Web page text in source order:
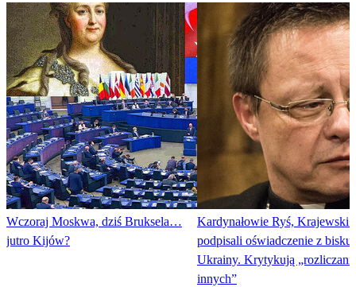
Wczoraj Moskwa, dziś Bruksela…
jutro Kijów?
Kardynałowie Ryś, Krajewski
podpisali oświadczenie z
Ukrainy. Krytykują
innych”